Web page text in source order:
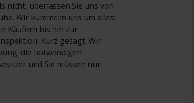
nicht, überlassen Sie uns von
Wir kümmern uns um alles:
Käufern bis hin zur
Kurz gesagt: Wir
die notwendigen
und Sie müssen nur